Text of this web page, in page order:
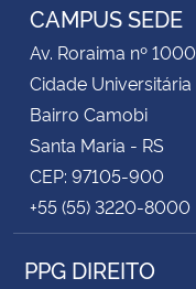
CAMPUS SEDE
Av. Roraima nº 1000
Cidade Universitária
Bairro Camobi
Santa Maria - RS
CEP: 97105-900
+55 (55) 3220-8000
PPG DIREITO